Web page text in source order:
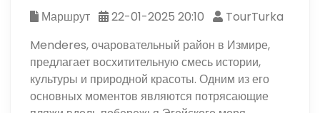
Маршрут 22-01-2025 20:10
TourTurka
Menderes, очаровательный район в Измире,
предлагает восхитительную смесь истории,
культуры и природной красоты. Одним из его
основных моментов являются потрясающие